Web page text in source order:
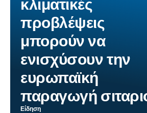
κλιματικές
προβλέψεις
μπορούν να
ενισχύσουν την
ευρωπαϊκή
παραγωγή
Είδηση